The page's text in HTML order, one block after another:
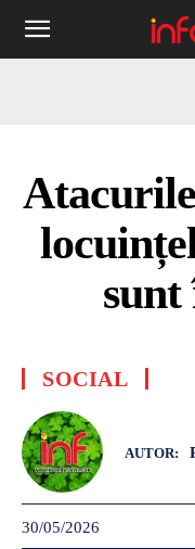
Informația
sunt
SOCIAL
AUTOR:
30/05/2026